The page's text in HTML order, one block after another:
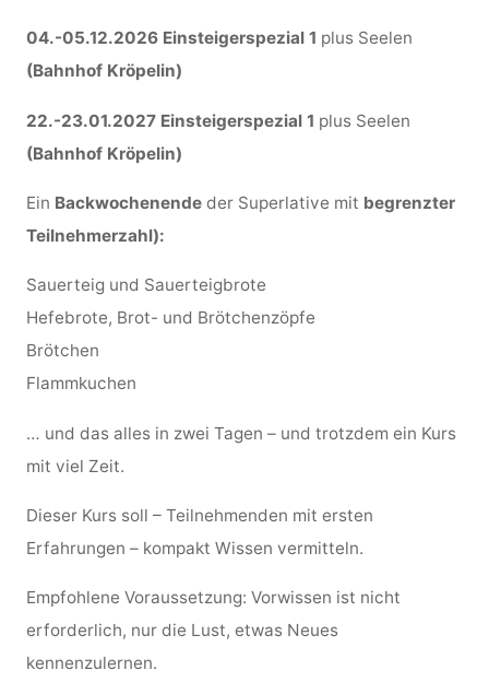
04.-05.12.2026 Einsteigerspezial 1 plus Seelen
(Bahnhof Kröpelin)
22.-23.01.2027 Einsteigerspezial 1 plus Seelen
(Bahnhof Kröpelin)
Ein Backwochenende der Superlative mit begrenzter
Teilnehmerzahl):
Sauerteig und Sauerteigbrote
Hefebrote, Brot- und Brötchenzöpfe
Brötchen
Flammkuchen
… und das alles in zwei Tagen – und trotzdem ein Kurs
mit viel Zeit.
Dieser Kurs soll – Teilnehmenden mit ersten
Erfahrungen – kompakt Wissen vermitteln.
Empfohlene Voraussetzung: Vorwissen ist nicht
erforderlich, nur die Lust, etwas Neues
kennenzulernen.